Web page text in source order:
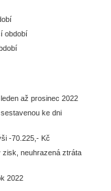
období
až prosinec 2022
ke dni
-70.225,- Kč
neuhrazená ztráta
2022